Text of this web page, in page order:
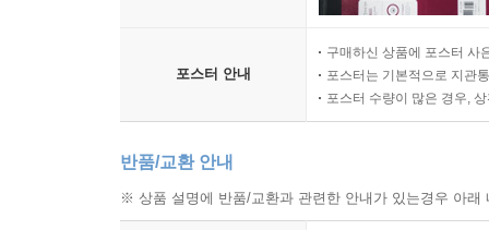
포스터 안내
구매하신 상품에 포스터 사
포스터는 기본적으로 지관
포스터 수량이 많은 경우,
반품/교환 안내
※ 상품 설명에 반품/교환과 관련한 안내가 있는경우 아